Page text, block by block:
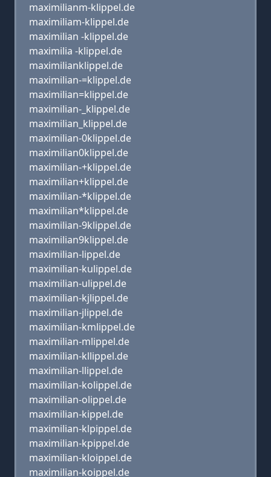
maximilianm-klippel.de
maximiliam-klippel.de
maximilian -klippel.de
maximilia -klippel.de
maximilianklippel.de
maximilian-=klippel.de
maximilian=klippel.de
maximilian-_klippel.de
maximilian_klippel.de
maximilian-0klippel.de
maximilian0klippel.de
maximilian-+klippel.de
maximilian+klippel.de
maximilian-*klippel.de
maximilian*klippel.de
maximilian-9klippel.de
maximilian9klippel.de
maximilian-lippel.de
maximilian-kulippel.de
maximilian-ulippel.de
maximilian-kjlippel.de
maximilian-jlippel.de
maximilian-kmlippel.de
maximilian-mlippel.de
maximilian-kllippel.de
maximilian-llippel.de
maximilian-kolippel.de
maximilian-olippel.de
maximilian-kippel.de
maximilian-klpippel.de
maximilian-kpippel.de
maximilian-kloippel.de
maximilian-koippel.de